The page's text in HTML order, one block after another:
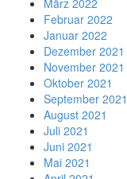
März 2022
Februar 2022
Januar 2022
Dezember 2021
November 2021
Oktober 2021
September 2021
August 2021
Juli 2021
Juni 2021
Mai 2021